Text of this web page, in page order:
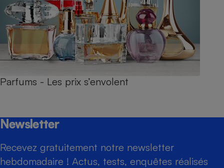
Parfums - Les prix s’envolent
Newsletter
Recevez gratuitement notre newsletter
hebdomadaire ! Actus, tests, enquêtes réalisés